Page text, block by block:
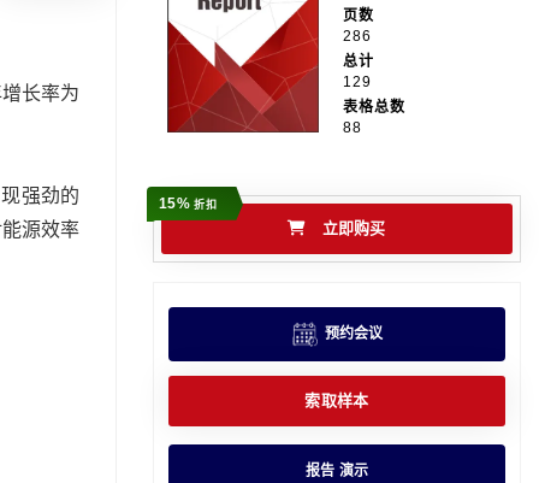
长率为
强劲的
源效率
页数
286
总计
129
表格总数
88
15%折扣
立即购买
预约会议
索取样本
报告 演示